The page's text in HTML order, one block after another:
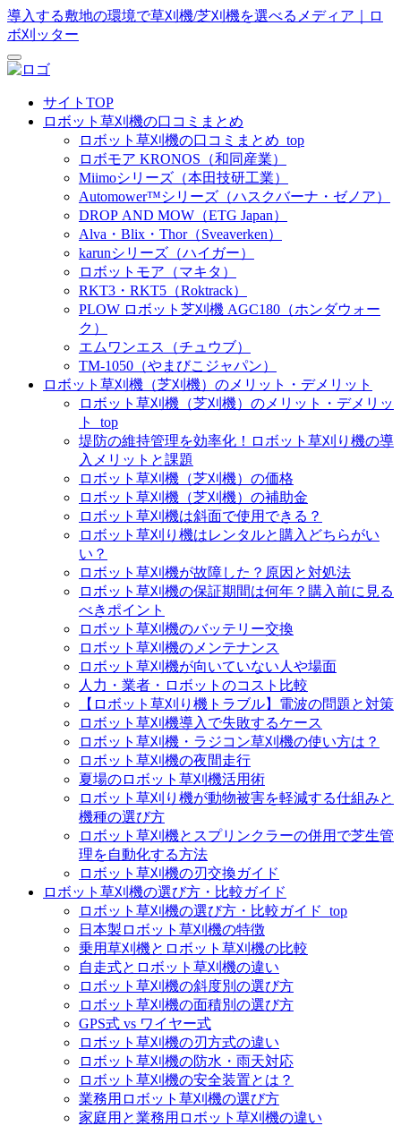
導入する敷地の環境で草刈機/芝刈機を選べるメディア｜ロ
ボ刈ッター
サイトTOP
ロボット草刈機の口コミまとめ
ロボット草刈機の口コミまとめ_top
ロボモア KRONOS（和同産業）
Miimoシリーズ（本田技研工業）
Automower™シリーズ（ハスクバーナ・ゼノア）
DROP AND MOW（ETG Japan）
Alva・​Blix・​Thor（Sveaverken）
karunシリーズ（ハイガー）
ロボットモア（マキタ）
RKT3・RKT5（Roktrack）
PLOW ロボット芝刈機 AGC180（ホンダウォー
ク）
エムワンエス（チュウブ）
TM-1050（やまびこジャパン）
ロボット草刈機（芝刈機）のメリット・デメリット
ロボット草刈機（芝刈機）のメリット・デメリッ
ト_top
堤防の維持管理を効率化！ロボット草刈り機の導
入メリットと課題
ロボット草刈機（芝刈機）の価格
ロボット草刈機（芝刈機）の補助金
ロボット草刈機は斜面で使用できる？
ロボット草刈り機はレンタルと購入どちらがい
い？
ロボット草刈機が故障した？原因と対処法
ロボット草刈機の保証期間は何年？購入前に見る
べきポイント
ロボット草刈機のバッテリー交換
ロボット草刈機のメンテナンス
ロボット草刈機が向いていない人や場面
人力・業者・ロボットのコスト比較
【ロボット草刈り機トラブル】電波の問題と対策
ロボット草刈機導入で失敗するケース
ロボット草刈機・ラジコン草刈機の使い方は？
ロボット草刈機の夜間走行
夏場のロボット草刈機活用術
ロボット草刈り機が動物被害を軽減する仕組みと
機種の選び方
ロボット草刈機とスプリンクラーの併用で芝生管
理を自動化する方法
ロボット草刈機の刃交換ガイド
ロボット草刈機の選び方・比較ガイド
ロボット草刈機の選び方・比較ガイド_top
日本製ロボット草刈機の特徴
乗用草刈機とロボット草刈機の比較
自走式とロボット草刈機の違い
ロボット草刈機の斜度別の選び方
ロボット草刈機の面積別の選び方
GPS式 vs ワイヤー式
ロボット草刈機の刃方式の違い
ロボット草刈機の防水・雨天対応
ロボット草刈機の安全装置とは？
業務用ロボット草刈機の選び方
家庭用と業務用ロボット草刈機の違い